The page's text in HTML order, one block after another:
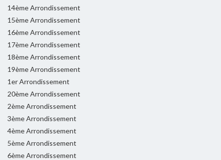
14ème Arrondissement
15ème Arrondissement
16ème Arrondissement
17ème Arrondissement
18ème Arrondissement
19ème Arrondissement
1er Arrondissement
20ème Arrondissement
2ème Arrondissement
3ème Arrondissement
4ème Arrondissement
5ème Arrondissement
6ème Arrondissement